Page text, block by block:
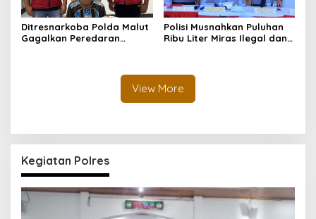
Ditresnarkoba Polda Malut
Gagalkan Peredaran
Polisi Musnahkan Puluhan
Ribu Liter Miras Ilegal dan
View More
Kegiatan Polres